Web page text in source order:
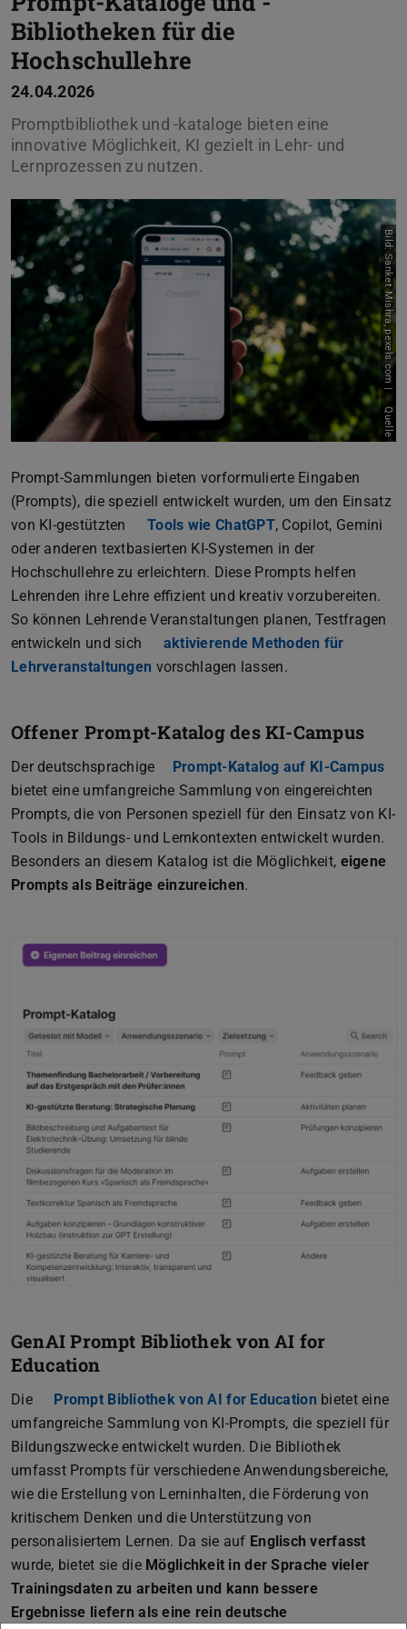
Bibliotheken für die
Hochschullehre
24.04.2026
Promptbibliothek und -kataloge bieten eine
innovative Möglichkeit, KI gezielt in Lehr- und
Lernprozessen zu nutzen.
Bild: Sanket Mishra, pexels.com |
Quelle
Prompt-Sammlungen bieten vorformulierte Eingaben
(Prompts), die speziell entwickelt wurden, um den Einsatz
von KI-gestützten
Tools wie ChatGPT, Copilot, Gemini
oder anderen textbasierten KI-Systemen in der
Hochschullehre zu erleichtern. Diese Prompts helfen
Lehrenden ihre Lehre effizient und kreativ vorzubereiten.
So können Lehrende Veranstaltungen planen, Testfragen
entwickeln und sich
aktivierende Methoden für
Lehrveranstaltungen vorschlagen lassen.
Offener Prompt-Katalog des KI-Campus
Der deutschsprachige Prompt-Katalog auf KI-Campus
bietet eine umfangreiche Sammlung von eingereichten
Prompts, die von Personen speziell für den Einsatz von KI-
Tools in Bildungs- und Lernkontexten entwickelt wurden.
Besonders an diesem Katalog ist die Möglichkeit, eigene
Prompts als Beiträge einzureichen.
GenAI Prompt Bibliothek von AI for
Education
Die Prompt Bibliothek von AI for Education (wird in
bietet eine
umfangreiche Sammlung von KI-Prompts, die speziell für
Bildungszwecke entwickelt wurden. Die Bibliothek
umfasst Prompts für verschiedene Anwendungsbereiche,
wie die Erstellung von Lerninhalten, die Förderung von
kritischem Denken und die Unterstützung von
personalisiertem Lernen. Da sie auf Englisch verfasst
wurde, bietet sie die Möglichkeit in der Sprache vieler
Trainingsdaten zu arbeiten und kann bessere
Ergebnisse liefern als eine rein deutsche